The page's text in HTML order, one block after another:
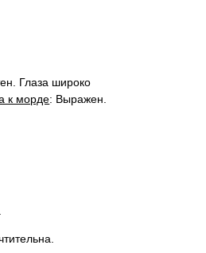
Глаза широко
к морде: Выражен.